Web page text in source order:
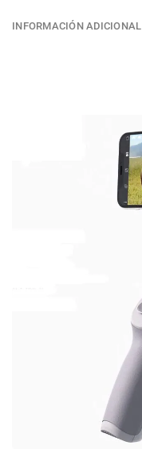
INFORMACIÓN ADICIONAL